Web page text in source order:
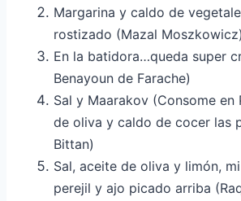
Margarina y caldo de
rostizado (Mazal Moszkowicz)
En la batidora…queda super
Benayoun de Farache)
Sal y Maarakov (Consome en
de oliva y caldo de cocer las
Bittan)
Sal, aceite de oliva y limón,
perejil y ajo picado arriba